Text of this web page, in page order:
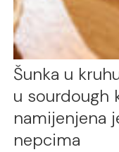
Šunka u
u sourdough
namijenjena
nepcima